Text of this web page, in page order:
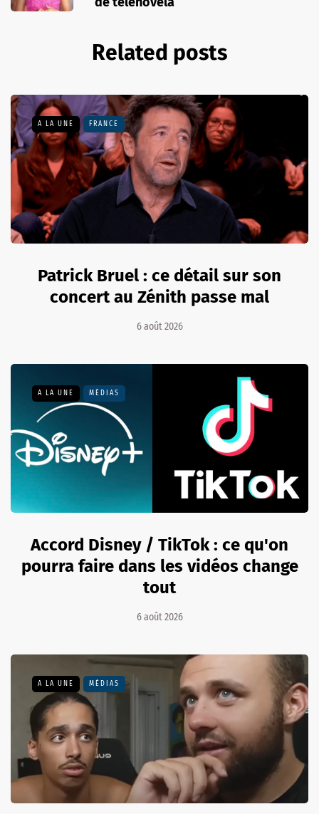
Related posts
A LA UNE FRANCE
Patrick Bruel : ce détail sur son
concert au Zénith passe mal
6 août 2026
A LA UNE MÉDIAS
Accord Disney / TikTok : ce qu'on
pourra faire dans les vidéos change
tout
6 août 2026
A LA UNE MÉDIAS